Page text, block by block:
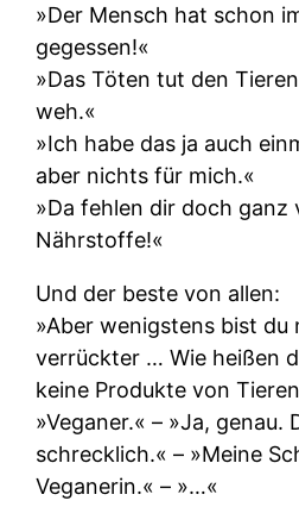
»Der Mensch hat schon
gegessen!«
»Das Töten tut den
weh.«
»Ich habe das ja auch
aber nichts für mich.«
»Da fehlen dir doch ganz
Nährstoffe!«
Und der beste von allen:
»Aber wenigstens bist du
verrückter … Wie heißen
keine Produkte von
»Veganer.« – »Ja, genau.
schrecklich.« – »Meine
Veganerin.« – »…«